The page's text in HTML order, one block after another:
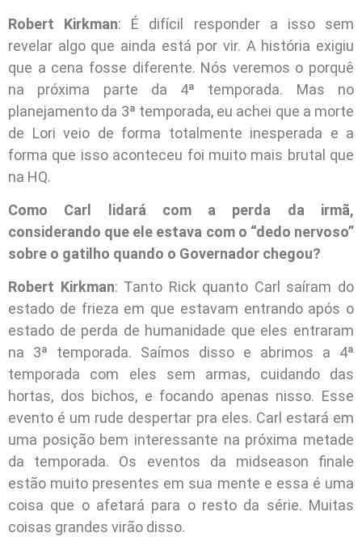
Robert Kirkman: É difícil responder a isso sem
revelar algo que ainda está por vir. A história exigiu
que a cena fosse diferente. Nós veremos o porquê
na próxima parte da 4ª temporada. Mas no
planejamento da 3ª temporada, eu achei que a morte
de Lori veio de forma totalmente inesperada e a
forma que isso aconteceu foi muito mais brutal que
na HQ.
Como Carl lidará com a perda da irmã,
considerando que ele estava com o “dedo nervoso”
sobre o gatilho quando o Governador chegou?
Robert Kirkman: Tanto Rick quanto Carl saíram do
estado de frieza em que estavam entrando após o
estado de perda de humanidade que eles entraram
na 3ª temporada. Saímos disso e abrimos a 4ª
temporada com eles sem armas, cuidando das
hortas, dos bichos, e focando apenas nisso. Esse
evento é um rude despertar pra eles. Carl estará em
uma posição bem interessante na próxima metade
da temporada. Os eventos da midseason finale
estão muito presentes em sua mente e essa é uma
coisa que o afetará para o resto da série. Muitas
coisas grandes virão disso.